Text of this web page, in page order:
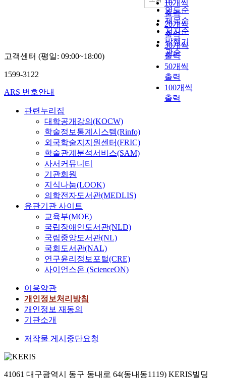
연도순
제목순
저자순
발행기
관순
10개씩
출력
20개씩
출력
30개씩
출력
50개씩
출력
100개씩
출력
고객센터 (평일: 09:00~18:00)
1599-3122
ARS 번호안내
관련누리집
대학공개강의(KOCW)
학술정보통계시스템(Rinfo)
외국학술지지원센터(FRIC)
학술관계분석서비스(SAM)
사서커뮤니티
기관회원
지식나눔(LOOK)
의학전자도서관(MEDLIS)
유관기관 사이트
교육부(MOE)
국립장애인도서관(NLD)
국립중앙도서관(NL)
국회도서관(NAL)
연구윤리정보포털(CRE)
사이언스온 (ScienceON)
이용약관
개인정보처리방침
개인정보 재동의
기관소개
저작물 게시중단요청
41061 대구광역시 동구 동내로 64(동내동1119) KERIS빌딩